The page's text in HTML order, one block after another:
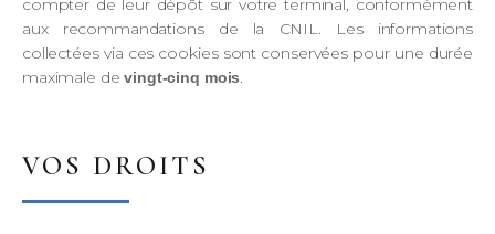
compter de leur dépôt sur votre terminal, conformément
aux recommandations de la CNIL. Les informations
collectées via ces cookies sont conservées pour une durée
maximale devingt-cinq mois.
VOS DROITS